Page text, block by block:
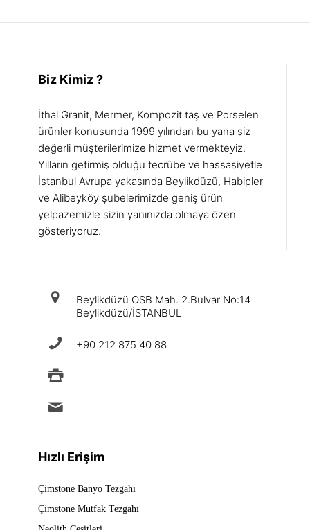
Biz Kimiz ?
İthal Granit, Mermer, Kompozit taş ve Porselen
ürünler konusunda 1999 yılından bu yana siz
değerli müşterilerimize hizmet vermekteyiz.
Yılların getirmiş olduğu tecrübe ve hassasiyetle
İstanbul Avrupa yakasında Beylikdüzü, Habipler
ve Alibeyköy şubelerimizde geniş ürün
yelpazemizle sizin yanınızda olmaya özen
gösteriyoruz.
Beylikdüzü OSB Mah. 2.Bulvar No:14
Beylikdüzü/İSTANBUL
+90 212 875 40 88
Hızlı Erişim
Çimstone Banyo Tezgahı
Çimstone Mutfak Tezgahı